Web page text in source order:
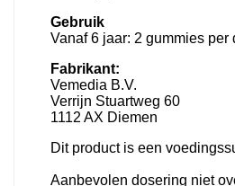
Gebruik
Vanaf 6 jaar: 2 gummies per
Fabrikant:
Vemedia B.V.
Verrijn Stuartweg 60
1112 AX Diemen
Dit product is een
Aanbevolen dosering niet